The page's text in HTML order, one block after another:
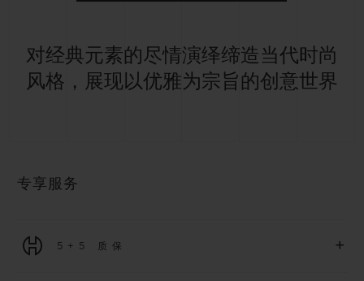
对经典元素的尽情演绎缔造当代时尚
风格，展现以优雅为宗旨的创意世界
专享服务
5+5 质保 +